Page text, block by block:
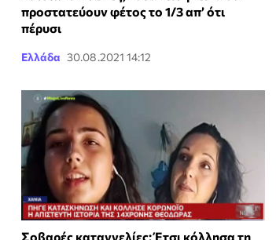
προστατεύουν φέτος το 1/3 απ’ ότι
πέρυσι
Ελλάδα 30.08.2021 14:12
Σοβαρές καταγγελίες: Έτσι κόλλησα τη